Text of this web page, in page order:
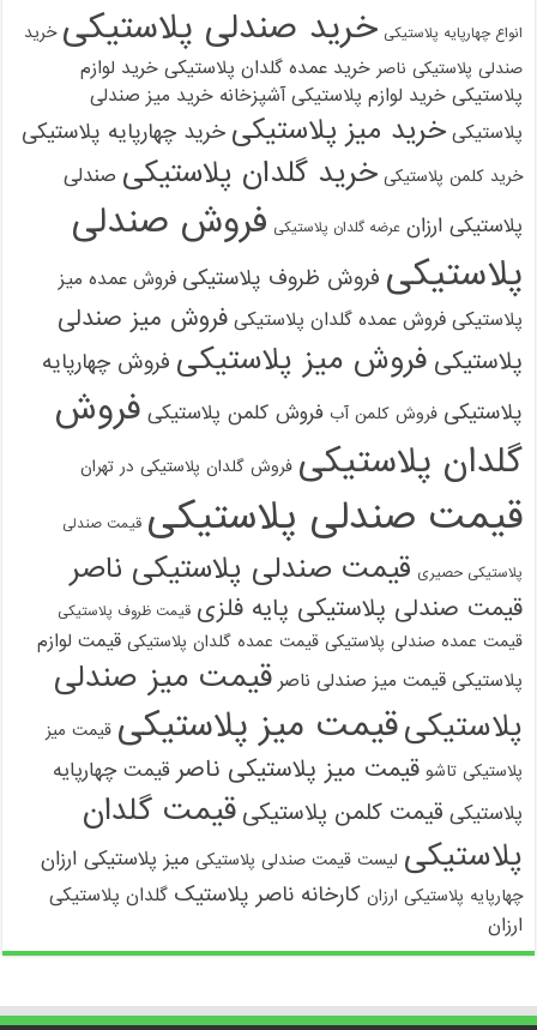
انواع چهارپایه پلاستیکی خرید صندلی پلاستیکی خرید
صندلی پلاستیکی ناصر خرید عمده گلدان پلاستیکی خرید لوازم
پلاستیکی خرید لوازم پلاستیکی آشپزخانه خرید میز صندلی
پلاستیکی خرید میز پلاستیکی خرید چهارپایه پلاستیکی
خرید کلمن پلاستیکی خرید گلدان پلاستیکی صندلی
پلاستیکی ارزان عرضه گلدان پلاستیکی فروش صندلی
پلاستیکی فروش ظروف پلاستیکی فروش عمده میز
پلاستیکی فروش عمده گلدان پلاستیکی فروش میز صندلی
پلاستیکی فروش میز پلاستیکی فروش چهارپایه
پلاستیکی فروش کلمن آب فروش کلمن پلاستیکی فروش
گلدان پلاستیکی فروش گلدان پلاستیکی در تهران
قیمت صندلی پلاستیکی قیمت صندلی
پلاستیکی حصیری قیمت صندلی پلاستیکی ناصر
قیمت صندلی پلاستیکی پایه فلزی قیمت ظروف پلاستیکی
قیمت عمده صندلی پلاستیکی قیمت عمده گلدان پلاستیکی قیمت لوازم
پلاستیکی قیمت میز صندلی ناصر قیمت میز صندلی
پلاستیکیقیمت میز پلاستیکی قیمت میز
پلاستیکی تاشو قیمت میز پلاستیکی ناصر قیمت چهارپایه
پلاستیکی قیمت کلمن پلاستیکی قیمت گلدان
پلاستیکی لیست قیمت صندلی پلاستیکی میز پلاستیکی ارزان
چهارپایه پلاستیکی ارزان کارخانه ناصر پلاستیک گلدان پلاستیکی
ارزان